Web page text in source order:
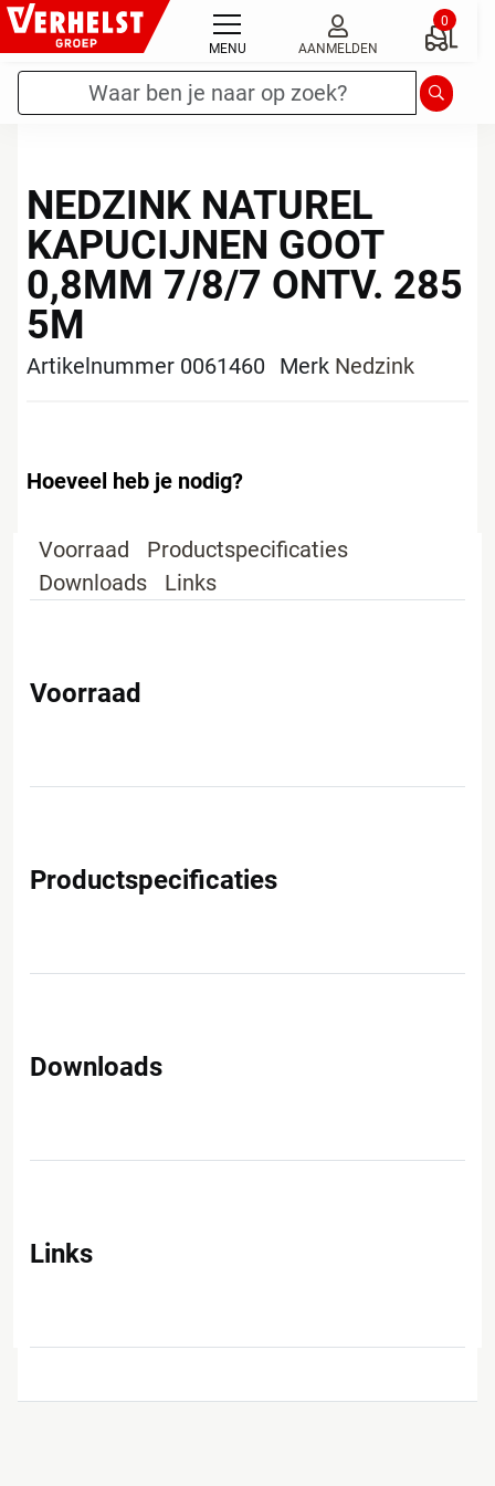
naar
de
inhoud
MENU AANMELDEN
0
Zoekterm* Zoeken
NEDZINK NATUREL
KAPUCIJNEN GOOT
0,8MM 7/8/7 ONTV. 285
5M
Artikelnummer 0061460 Merk Nedzink
Hoeveel heb je nodig?
Voorraad
Productspecificaties
Downloads
Links
Voorraad
Productspecificaties
Downloads
Links